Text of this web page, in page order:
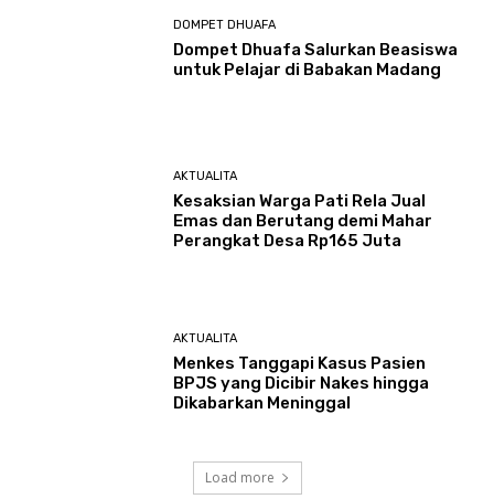
DOMPET DHUAFA
Dompet Dhuafa Salurkan Beasiswa
untuk Pelajar di Babakan Madang
AKTUALITA
Kesaksian Warga Pati Rela Jual
Emas dan Berutang demi Mahar
Perangkat Desa Rp165 Juta
AKTUALITA
Menkes Tanggapi Kasus Pasien
BPJS yang Dicibir Nakes hingga
Dikabarkan Meninggal
Load more